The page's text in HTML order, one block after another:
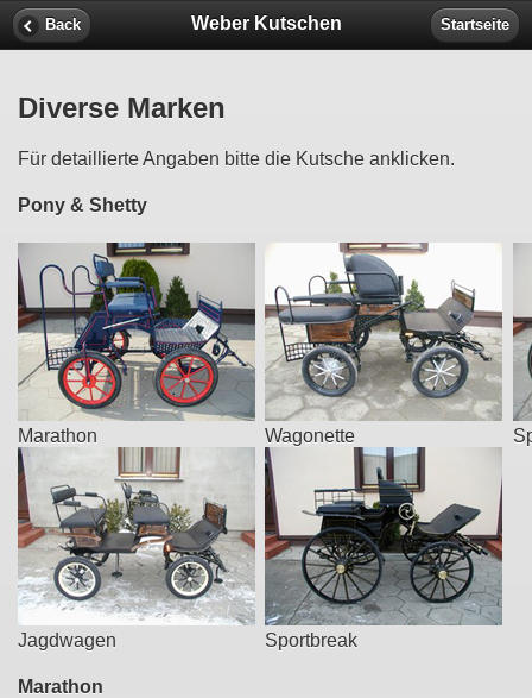
Back Weber Kutschen Startseite
Diverse Marken
Für detaillierte Angaben bitte die Kutsche anklicken.
Pony & Shetty
Marathon Wagonette
Jagdwagen Sportbreak
Marathon